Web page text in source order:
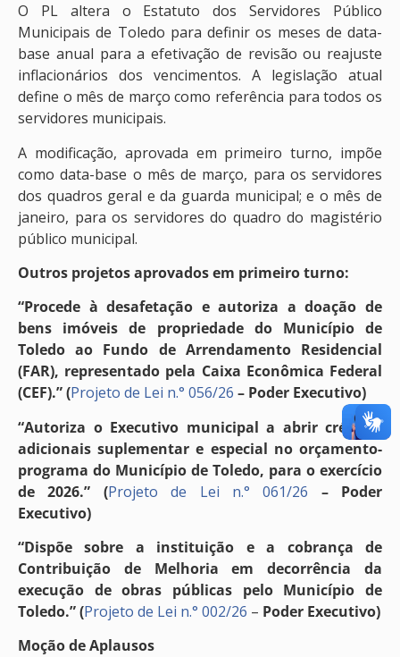
O PL altera o Estatuto dos Servidores Público
Municipais de Toledo para definir os meses de data-
base anual para a efetivação de revisão ou reajuste
inflacionários dos vencimentos. A legislação atual
define o mês de março como referência para todos os
servidores municipais.
A modificação, aprovada em primeiro turno, impõe
como data-base o mês de março, para os servidores
dos quadros geral e da guarda municipal; e o mês de
janeiro, para os servidores do quadro do magistério
público municipal.
Outros projetos aprovados em primeiro turno:
“Procede à desafetação e autoriza a doação de
bens imóveis de propriedade do Município de
Toledo ao Fundo de Arrendamento Residencial
(FAR), representado pela Caixa Econômica Federal
(CEF).” (Projeto de Lei n.° 056/26 – Poder Executivo)
“Autoriza o Executivo municipal a abrir créditos
adicionais suplementar e especial no orçamento-
programa do Município de Toledo, para o exercício
de 2026.” (Projeto de Lei n.° 061/26
– Poder
Executivo)
“Dispõe sobre a instituição e a cobrança de
Contribuição de Melhoria em decorrência da
execução de obras públicas pelo Município de
Toledo.” (Projeto de Lei n.° 002/26 – Poder Executivo)
Moção de Aplausos